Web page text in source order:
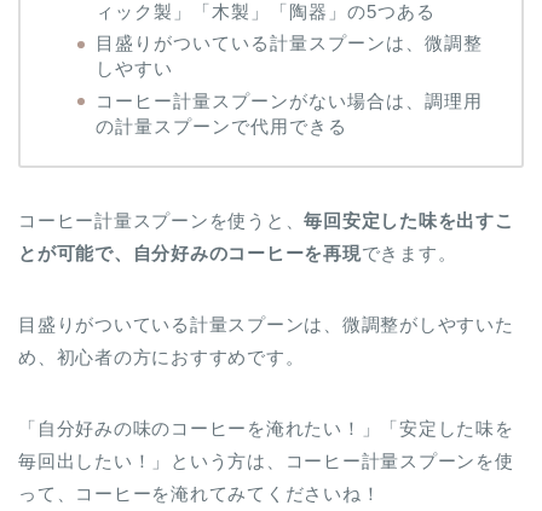
ィック製」「木製」「陶器」の5つある
目盛りがついている計量スプーンは、微調整
しやすい
コーヒー計量スプーンがない場合は、調理用
の計量スプーンで代用できる
コーヒー計量スプーンを使うと、毎回安定した味を出すこ
とが可能で、自分好みのコーヒーを再現できます。
目盛りがついている計量スプーンは、微調整がしやすいた
め、初心者の方におすすめです。
「自分好みの味のコーヒーを淹れたい！」「安定した味を
毎回出したい！」という方は、コーヒー計量スプーンを使
って、コーヒーを淹れてみてくださいね！